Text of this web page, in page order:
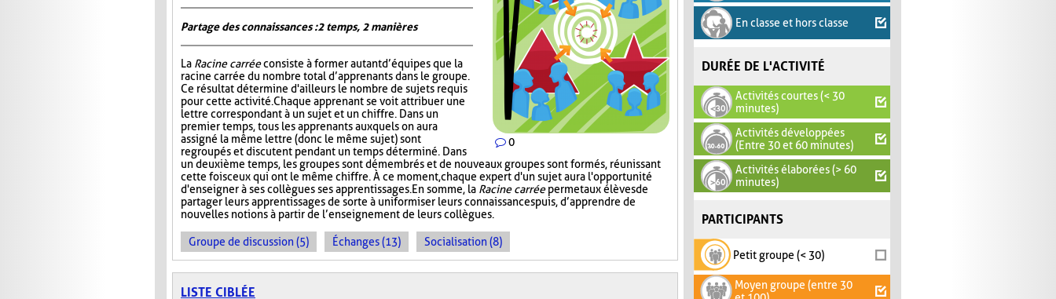
En classe et hors classe
DURÉE DE L'ACTIVITÉ
Activités courtes (< 30
minutes)
Activités développées
(Entre 30 et 60 minutes)
Activités élaborées (> 60
minutes)
PARTICIPANTS
Petit groupe (< 30)
Moyen groupe (entre 30
0
Partage des connaissances : 2 temps, 2 manières
La Racine carréeconsiste à former autant d’équipes que la
racine carrée du nombre total d’apprenants dans le groupe.
Ce résultat détermine d'ailleurs le nombre de sujets requis
pour cette activité. Chaque apprenant se voit attribuer une
lettre correspondant à un sujet et un chiffre. Dans un
premier temps, tous les apprenants auxquels on aura
assigné la même lettre (donc le même sujet) sont
regroupés et discutent pendant un temps déterminé. Dans
un deuxième temps, les groupes sont démembrés et de nouveaux groupes sont formés, réunissant
cette fois ceux qui ont le même chiffre. À ce moment, chaque expert d'un sujet aura l'opportunité
d'enseigner à ses collègues ses apprentissages. En somme, la Racine carréepermet aux élèves de
partager leurs apprentissages de sorte à uniformiser leurs connaissances puis, d’apprendre de
nouvelles notions à partir de l’enseignement de leurs collègues.
Groupe de discussion (5) Échanges (13) Socialisation (8)
LISTE CIBLÉE